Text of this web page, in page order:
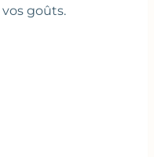
goûts.